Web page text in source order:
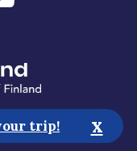
trip! x